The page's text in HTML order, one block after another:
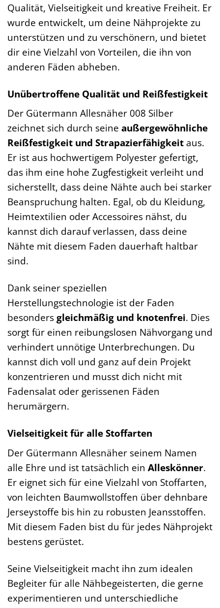
Qualität, Vielseitigkeit und kreative Freiheit. Er
wurde entwickelt, um deine Nähprojekte zu
unterstützen und zu verschönern, und bietet
dir eine Vielzahl von Vorteilen, die ihn von
anderen Fäden abheben.
Unübertroffene Qualität und Reißfestigkeit
Der Gütermann Allesnäher 008 Silber
zeichnet sich durch seine außergewöhnliche
Reißfestigkeit und Strapazierfähigkeit aus.
Er ist aus hochwertigem Polyester gefertigt,
das ihm eine hohe Zugfestigkeit verleiht und
sicherstellt, dass deine Nähte auch bei starker
Beanspruchung halten. Egal, ob du Kleidung,
Heimtextilien oder Accessoires nähst, du
kannst dich darauf verlassen, dass deine
Nähte mit diesem Faden dauerhaft haltbar
sind.
Dank seiner speziellen
Herstellungstechnologie ist der Faden
besondersgleichmäßig und knotenfrei. Dies
sorgt für einen reibungslosen Nähvorgang und
verhindert unnötige Unterbrechungen. Du
kannst dich voll und ganz auf dein Projekt
konzentrieren und musst dich nicht mit
Fadensalat oder gerissenen Fäden
herumärgern.
Vielseitigkeit für alle Stoffarten
Der Gütermann Allesnäher seinem Namen
alle Ehre und ist tatsächlich ein Alleskönner.
Er eignet sich für eine Vielzahl von Stoffarten,
von leichten Baumwollstoffen über dehnbare
Jerseystoffe bis hin zu robusten Jeansstoffen.
Mit diesem Faden bist du für jedes Nähprojekt
bestens gerüstet.
Seine Vielseitigkeit macht ihn zum idealen
Begleiter für alle Nähbegeisterten, die gerne
experimentieren und unterschiedliche